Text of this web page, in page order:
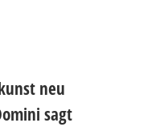
neu
sagt